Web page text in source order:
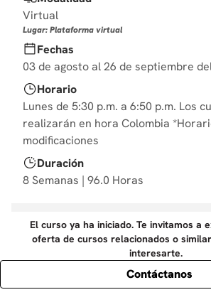
10. derecho
Virtual
Lugar: Plataforma virtual
Fechas
03 de agosto al 26 de septiembre
Horario
Lunes de 5:30 p.m. a 6:50 p.m. Los
realizarán en hora Colombia
modificaciones
Duración
8 Semanas | 96.0 Horas
El curso ya ha iniciado. Te invitamos a
oferta de cursos relacionados o
interesarte.
Contáctanos